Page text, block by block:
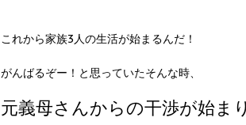
これから家族3人の生活が始まるんだ！
がんばるぞー！と思っていたそんな時、
元義母さんからの干渉が始ま